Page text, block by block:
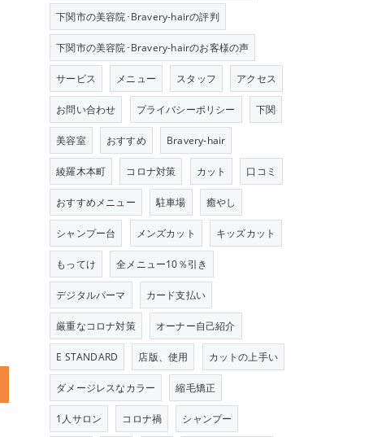
下関市の美容院･Bravery-hairの評判
下関市の美容院･Bravery-hairのお客様の声
サービス メニュー スタッフ アクセス
お問い合わせ プライバシーポリシー 下関
美容室 おすすめ Bravery-hair
綾羅木本町 コロナ対策 カット 口コミ
おすすめメニュー 駐車場 癒やし
シャンプー台 メンズカット キッズカット
もってけ 全メニュー10％引き
デジタルパーマ カード支払い
厳重なコロナ対策 オーナー自己紹介
E STANDARD 店版、使用 カットの上手い
ダメージレスなカラー 縮毛矯正
1人サロン コロナ禍 シャンプー